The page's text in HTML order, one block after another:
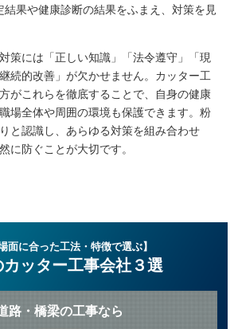
結果や健康診断の結果をふまえ、対策を見
策には「正しい知識」「法令遵守」「現
続的改善」が欠かせません。カッター工
がこれらを徹底することで、自身の健康
場全体や周囲の環境も保護できます。粉
と認識し、あらゆる対策を組み合わせ
に防ぐことが大切です。
面に合った工法・特徴で選ぶ】
ッター工事会社３選
路・橋梁の工事なら